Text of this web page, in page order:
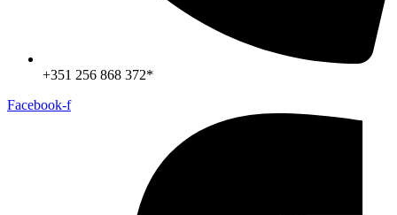
+351 256 868 372*
Facebook-f